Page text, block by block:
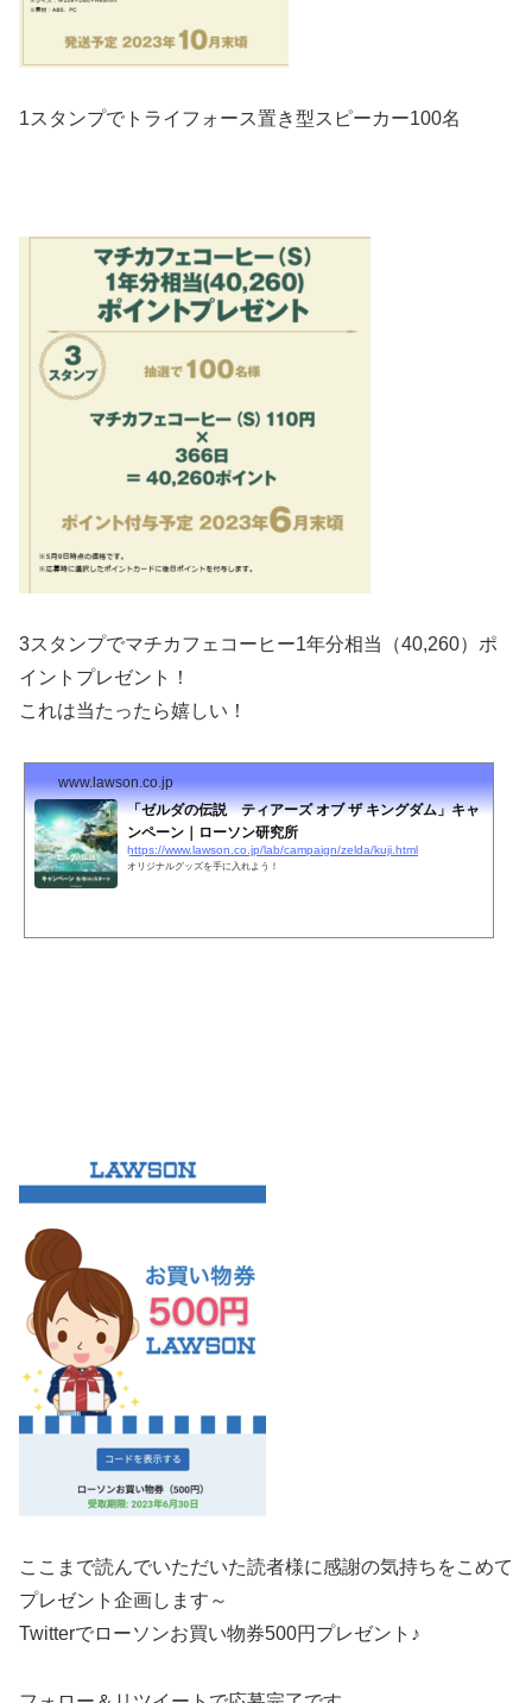
1スタンプでトライフォース置き型スピーカー100名
3スタンプでマチカフェコーヒー1年分相当（40,260）ポ
イントプレゼント！
これは当たったら嬉しい！
www.lawson.co.jp
「ゼルダの伝説 ティアーズ オブ ザ キングダム」キャ
ンペーン｜ローソン研究所
https://www.lawson.co.jp/lab/campaign/zelda/kuji.html
オリジナルグッズを手に入れよう！
ここまで読んでいただいた読者様に感謝の気持ちをこめて
プレゼント企画します～
Twitterでローソンお買い物券500円プレゼント♪